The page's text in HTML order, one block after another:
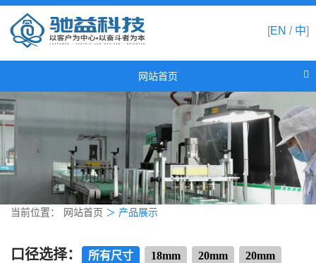
[EN / 中]
网站首页
网站首页
关于驰益
产品展示
新闻资讯
合作伙伴
当前位置： 网站首页 ＞ 产品展示
口径选择： 所有尺寸 18mm 20mm
20mm